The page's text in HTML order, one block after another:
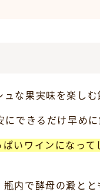
な果実味を楽しむ
できるだけ早めに
いワインになって
内で酵母の澱と